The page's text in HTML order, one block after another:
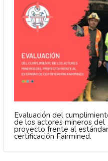
Evaluación del
de los actores mineros del
proyecto frente al estándar
certificación Fairmined.